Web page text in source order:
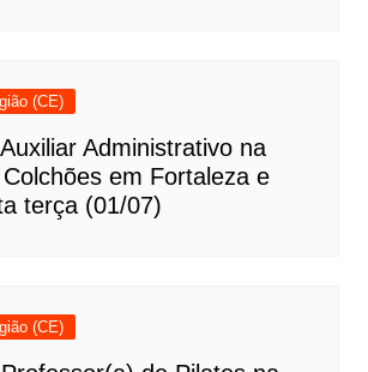
(CE)
Administrativo na
em Fortaleza e
terça (01/07)
(CE)